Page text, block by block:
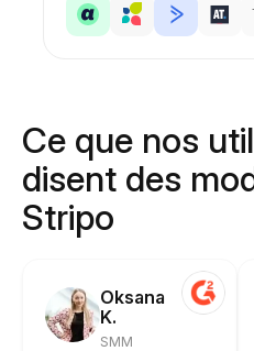
Ce que nos
disent des
Stripo
Oksana
K.
SMM